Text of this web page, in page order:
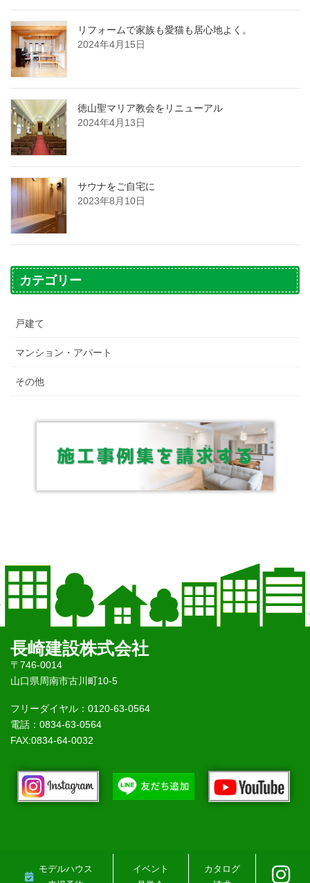
リフォームで家族も愛猫も居心地よく。
2024年4月15日
徳山聖マリア教会をリニューアル
2024年4月13日
サウナをご自宅に
2023年8月10日
カテゴリー
戸建て
マンション・アパート
その他
長崎建設株式会社
〒746-0014
山口県周南市古川町10-5
フリーダイヤル：0120-63-0564
電話：0834-63-0564
FAX:0834-64-0032
モデルハウス
イベント
カタログ